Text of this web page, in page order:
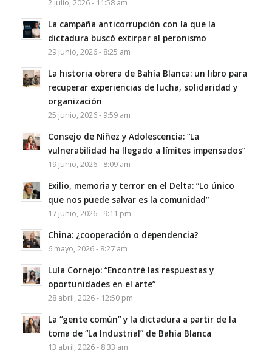
2 julio, 2026 - 11:58 am
La campaña anticorrupción con la que la
dictadura buscó extirpar al peronismo
29 junio, 2026 - 8:25 am
La historia obrera de Bahía Blanca: un libro para
recuperar experiencias de lucha, solidaridad y
organización
25 junio, 2026 - 9:59 am
Consejo de Niñez y Adolescencia: “La
vulnerabilidad ha llegado a límites impensados”
19 junio, 2026 - 8:09 am
Exilio, memoria y terror en el Delta: “Lo único
que nos puede salvar es la comunidad”
17 junio, 2026 - 9:11 pm
China: ¿cooperación o dependencia?
6 mayo, 2026 - 8:27 am
Lula Cornejo: “Encontré las respuestas y
oportunidades en el arte”
28 abril, 2026 - 12:50 pm
La “gente común” y la dictadura a partir de la
toma de “La Industrial” de Bahía Blanca
13 abril, 2026 - 8:33 am